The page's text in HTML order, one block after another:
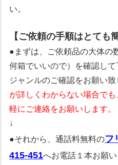
い。
【ご依頼の手順はとても
●まずは、ご依頼品の大体の
何箱でいいので）を確認し
ジャンルのご確認をお願い致
が詳しくわからない場合で
軽にご連絡をお願いします。
↓
●それから、通話料無料のフ
415-451へお電話１本お願い